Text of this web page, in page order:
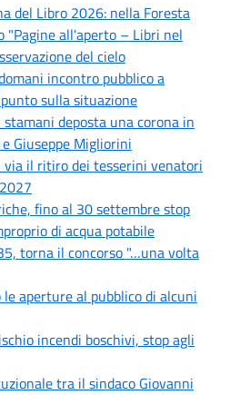
del Libro 2026: nella Foresta
"Pagine all'aperto – Libri nel
del cielo
incontro pubblico a
sulla situazione
stamani deposta una corona in
Giuseppe Migliorini
via il ritiro dei tesserini venatori
fino al 30 settembre stop
di acqua potabile
torna il concorso "…una volta
aperture al pubblico di alcuni
incendi boschivi, stop agli
tra il sindaco Giovanni